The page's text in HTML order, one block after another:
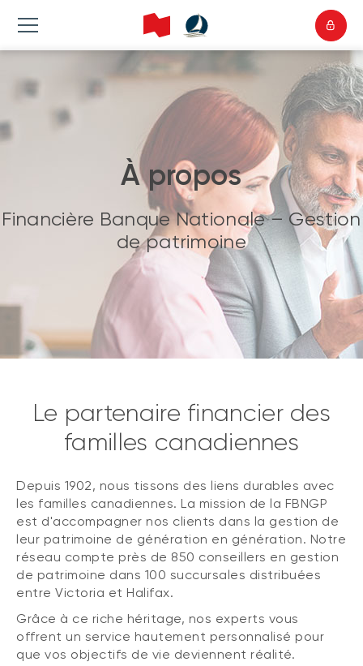
À propos
Financière Banque Nationale – Gestion
de patrimoine
Le partenaire financier des
familles canadiennes
Depuis 1902, nous tissons des liens durables avec
les familles canadiennes. La mission de la FBNGP
est d'accompagner nos clients dans la gestion de
leur patrimoine de génération en génération. Notre
réseau compte près de 850 conseillers en gestion
de patrimoine dans 100 succursales distribuées
entre Victoria et Halifax.
Grâce à ce riche héritage, nos experts vous
offrent un service hautement personnalisé pour
que vos objectifs de vie deviennent réalité.